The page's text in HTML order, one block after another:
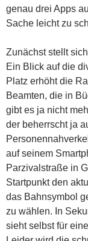
genau drei Apps
Sache leicht zu
Zunächst stellt
Ein Blick auf die
Platz erhöht die
Beamten, die in
gibt es ja nicht
der beherrscht ja
auf seinem
Parzivalstraße in
Startpunkt den
das Bahnsymbol
zu wählen. In
sieht selbst für